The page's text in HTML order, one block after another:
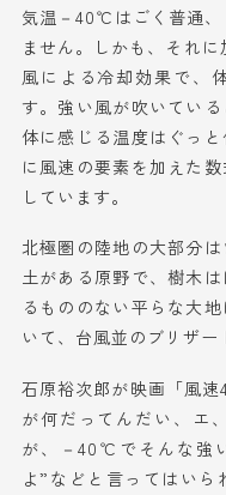
気温－40℃は ごく普通
ま せん。しかも 、それ に
風 による 冷却 効果で、
す。 強い風が吹いている
体に感じる温度はぐっ
に風速 の要素を 加えた
しています。
北極圏の陸地の大部分
土があ る原野で、樹木
るもののない平らな大地
いて、台風並のブリザー
石原裕次郎が映画 「風速
が何だってんだい、エ
が、－40℃でそんな 強
よ”などと言ってはいら